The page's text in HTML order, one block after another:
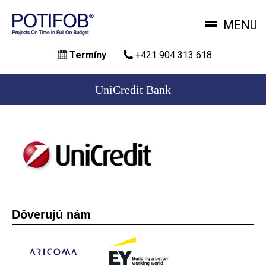
hlavný
MENU
Termíny +421 904 313 618
UniCredit Bank
Dôverujú nám